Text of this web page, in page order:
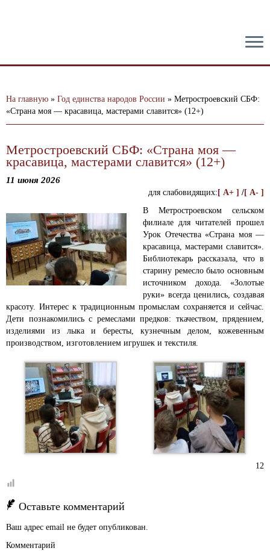
На главную » Год единства народов России » Метростроевский СБФ:
«Страна моя — красавица, мастерами славится» (12+)
Метростроевский СБФ: «Страна моя —
красавица, мастерами славится» (12+)
11 июня 2026
для слабовидящих: [ A+ ] /[ A- ]
В Метростроевском сельском
филиале для читателей прошел
Урок Отечества «Страна моя —
красавица, мастерами славится».
Библиотекарь рассказала, что в
старину ремесло было основным
источником дохода. «Золотые
руки» всегда ценились, создавая
красоту. Интерес к традиционным промыслам сохраняется и сейчас.
Дети познакомились с ремеслами предков: ткачеством, прядением,
изделиями из лыка и бересты, кузнечным делом, кожевенным
производством, изготовлением игрушек и текстиля.
12
Оставьте комментарий
Ваш адрес email не будет опубликован.
Комментарий